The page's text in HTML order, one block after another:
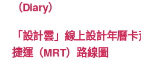
（Diary）
「設計雲」線上設計年曆
捷運（MRT）路線圖